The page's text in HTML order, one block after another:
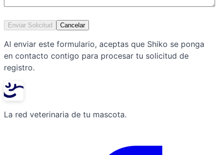
Enviar Solicitud Cancelar
Al enviar este formulario, aceptas que Shiko se ponga
en contacto contigo para procesar tu solicitud de
registro.
La red veterinaria de tu mascota.